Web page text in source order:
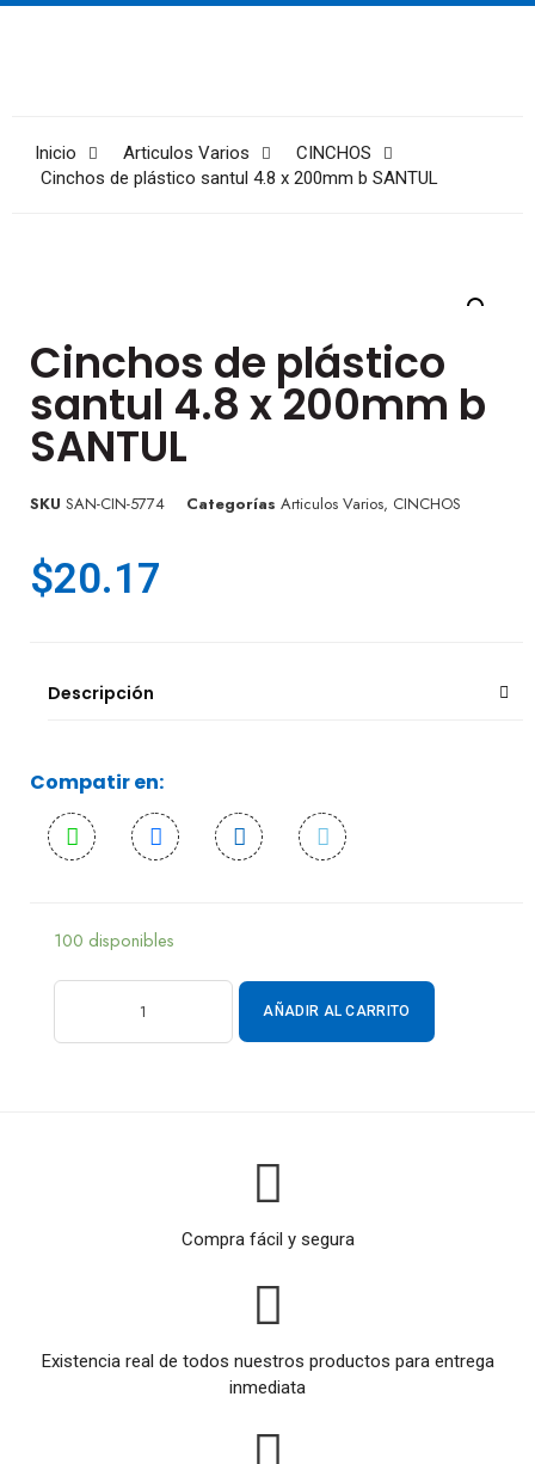
Inicio Articulos Varios
CINCHOS
Cinchos de plástico santul 4.8 x 200mm b SANTUL
Cinchos de plástico
santul 4.8 x 200mm b
SANTUL
SKU SAN-CIN-5774 Categorías Articulos Varios, CINCHOS
$20.17
Descripción
Compatir en:
100 disponibles
AÑADIR AL CARRITO
Compra fácil y segura
Existencia real de todos nuestros productos para entrega
inmediata